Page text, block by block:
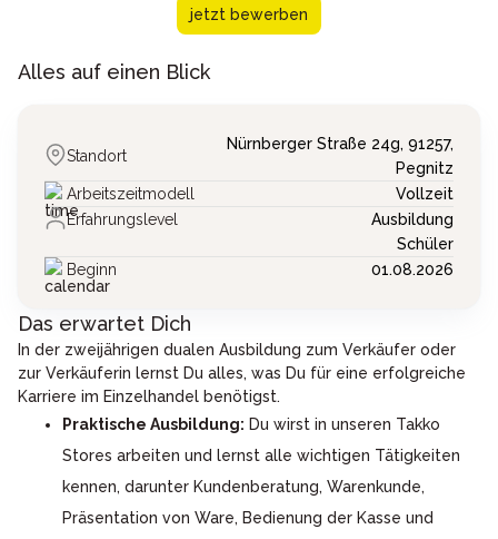
jetzt bewerben
Alles auf einen Blick
Standort
Nürnberger Straße 24g, 91257,
Pegnitz
Arbeitszeitmodell
Vollzeit
Erfahrungslevel
Ausbildung
Schüler
Beginn
01.08.2026
Das erwartet Dich
In der zweijährigen dualen Ausbildung zum Verkäufer oder
zur Verkäuferin lernst Du alles, was Du für eine erfolgreiche
Karriere im Einzelhandel benötigst.
Praktische Ausbildung: Du wirst in unseren Takko
Stores arbeiten und lernst alle wichtigen Tätigkeiten
kennen, darunter Kundenberatung, Warenkunde,
Präsentation von Ware, Bedienung der Kasse und